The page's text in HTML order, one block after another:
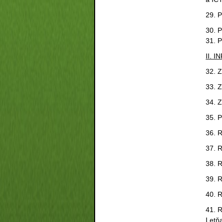
29.
30.
31.
II.
32.
33.
34.
35.
36.
37.
38.
39.
40.
41.